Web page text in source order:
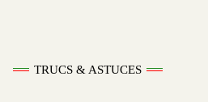
TRUCS & ASTUCES